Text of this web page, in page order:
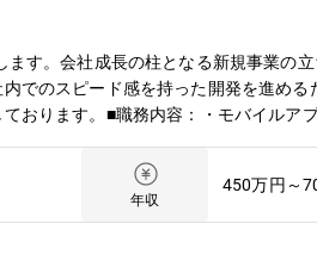
す。会社成長の柱となる新規事業の
でのスピード感を持った開発を進め
おります。■職務内容：・モバイルア
・CI：GitHub Actions・コミュニケ
の方にフランクにご相談いただけます
せず定時で帰る社風のため、月間10
にし従業員の満足度向上に貢献します
年収
450万円～